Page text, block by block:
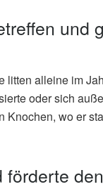
und
alleine im
oder sich
Knochen, wo er
förderte